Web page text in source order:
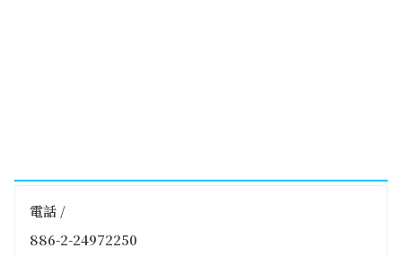
電話 /
886-2-24972250